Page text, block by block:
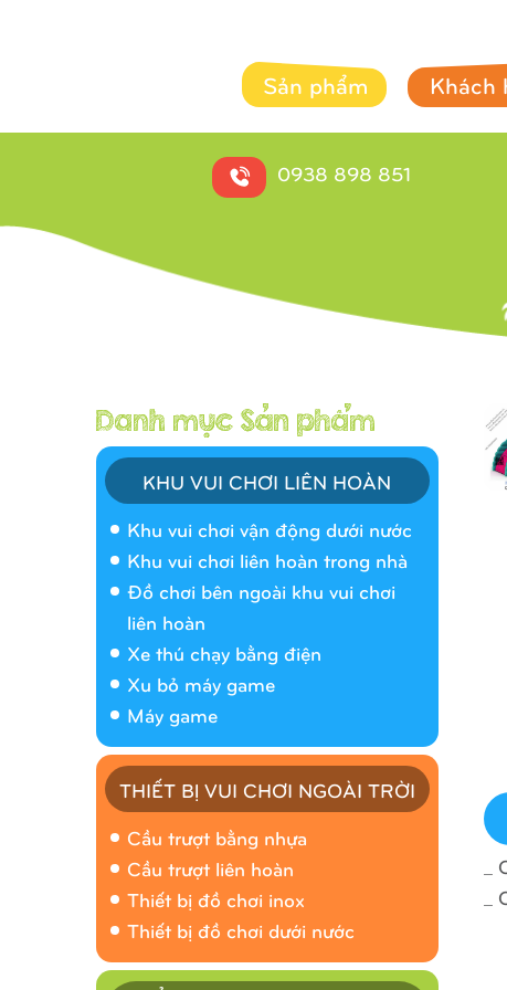
Sản phẩm Khách
0938 898 851
KHU VUI CHƠI LIÊN HOÀN
Khu vui chơi vận động dưới nước
Khu vui chơi liên hoàn trong nhà
Đồ chơi bên ngoài khu vui chơi
liên hoàn
Xe thú chạy bằng điện
Xu bỏ máy game
Máy game
THIẾT BỊ VUI CHƠI NGOÀI TRỜI
Cầu trượt bằng nhựa
Cầu trượt liên hoàn
Thiết bị đồ chơi inox
Thiết bị đồ chơi dưới nước